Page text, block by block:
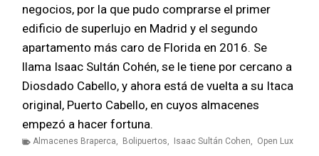
negocios, por la que pudo comprarse el primer
edificio de superlujo en Madrid y el segundo
apartamento más caro de Florida en 2016. Se
llama Isaac Sultán Cohén, se le tiene por cercano a
Diosdado Cabello, y ahora está de vuelta a su Itaca
original, Puerto Cabello, en cuyos almacenes
empezó a hacer fortuna.
Almacenes Braperca, Bolipuertos, Isaac Sultán Cohen, Open Lux